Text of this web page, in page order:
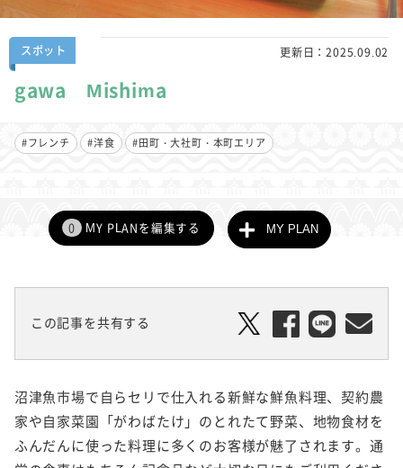
スポット 更新日：2025.09.02
gawa Mishima
#フレンチ #洋食 #田町・大社町・本町エリア
MY PLAN
0 MY PLANを編集する
この記事を共有する
沼津魚市場で自らセリで仕入れる新鮮な鮮魚料理、契約農
家や自家菜園「がわばたけ」のとれたて野菜、地物食材を
ふんだんに使った料理に多くのお客様が魅了されます。通